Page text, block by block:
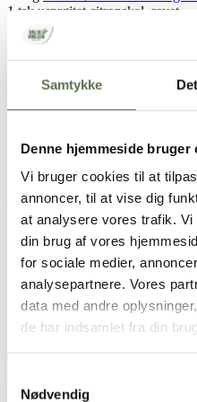
Samtykke
Denne hjemmeside bruger
Vi bruger cookies til at
annoncer, til at vise dig
at analysere vores trafik.
din brug af vores
for sociale medier,
analysepartnere. Vores
data med andre
de har indsamlet fra din
Nødvendig
1 tsk usprøjtet citronskal, revet
3 spsk sukker
1 lille æg
4 usprøjtede lime, fintrevet skal
1 dl limesaft
1 dl sødmælk
3 hele æg
3 æggeblommer
60 g smør
Marengstopping
120 g æggehvider
300 g sukker
120 ml vand
Brugt i opskriften